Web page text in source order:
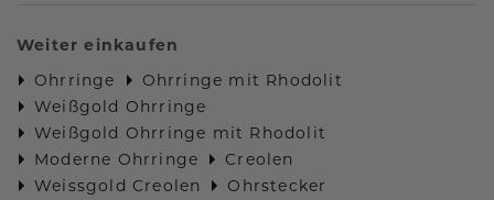
Weiter einkaufen
Ohrringe
Ohrringe mit Rhodolit
Weißgold Ohrringe
Weißgold Ohrringe mit Rhodolit
Moderne Ohrringe
Creolen
Weissgold Creolen
Ohrstecker